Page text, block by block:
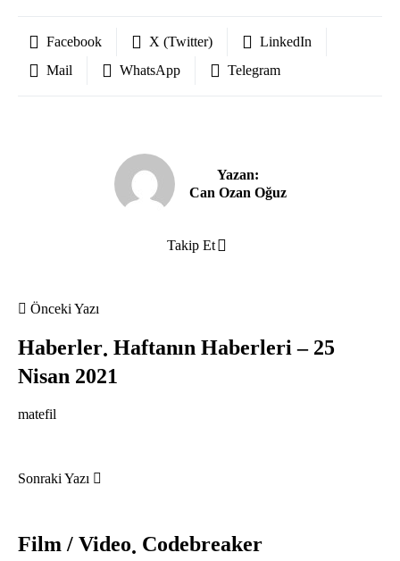
Facebook X (Twitter)
LinkedIn
Mail
WhatsApp Telegram
Yazan:
Can Ozan Oğuz
Takip Et
Önceki Yazı
Haberler Haftanın Haberleri – 25
Nisan 2021
matefil
Sonraki Yazı
Film / Video Codebreaker